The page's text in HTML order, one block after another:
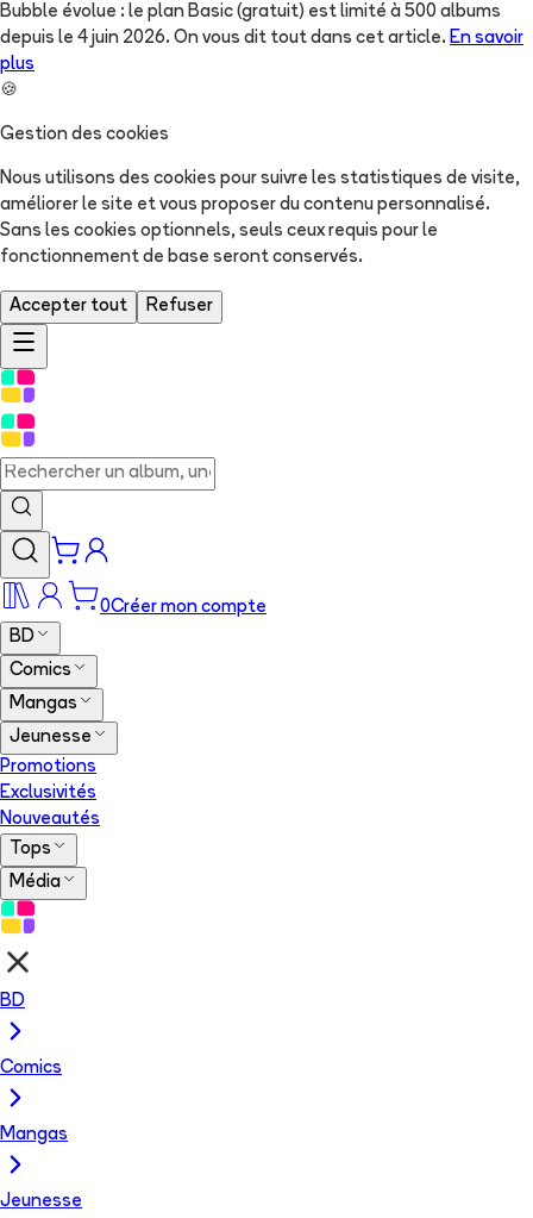
Bubble évolue : le plan Basic (gratuit) est limité à 500 albums
depuis le 4 juin 2026. On vous dit tout dans cet article. En savoir
plus
🍪
Gestion des cookies
Nous utilisons des cookies pour suivre les statistiques de visite,
améliorer le site et vous proposer du contenu personnalisé.
Sans les cookies optionnels, seuls ceux requis pour le
fonctionnement de base seront conservés.
Accepter tout Refuser
0Créer mon compte
BD
Comics
Mangas
Jeunesse
Promotions
Exclusivités
Nouveautés
Tops
Média
BD
Comics
Mangas
Jeunesse